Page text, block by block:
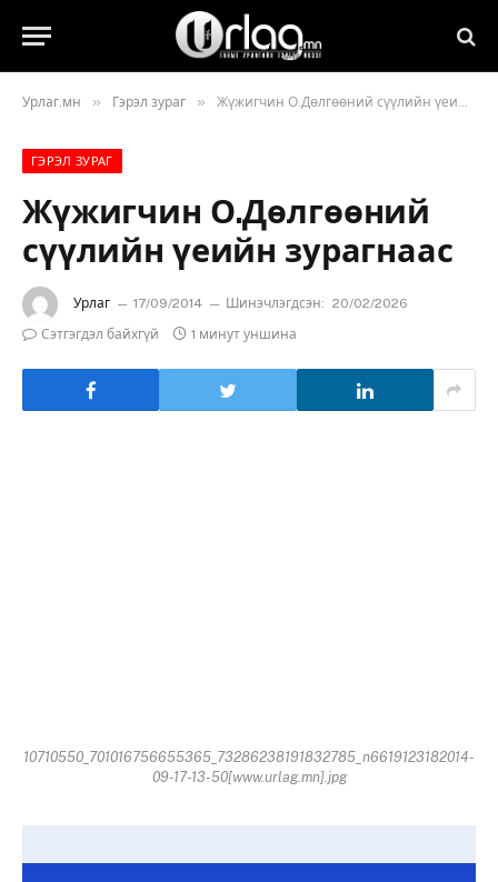
Урлаг.мн » Гэрэл зураг » Жүжигчин О.Дөлгөөний сүүлийн үеийн зурагнаас
ГЭРЭЛ ЗУРАГ
Жүжигчин О.Дөлгөөний
сүүлийн үеийн зурагнаас
Урлаг 17/09/2014 Шинэчлэгдсэн: 20/02/2026
Сэтгэгдэл байхгүй
1 минут уншина
10710550_701016756655365_73286238191832785_n6619123182014-
09-17-13-50[www.urlag.mn].jpg